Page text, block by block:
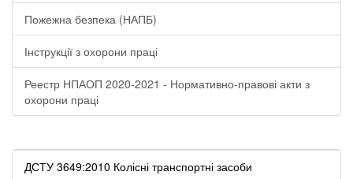
Пожежна безпека (НАПБ)
Інструкції з охорони праці
Реестр НПАОП 2020-2021 - Нормативно-правові акти з
охорони праці
ДСТУ 3649:2010 Колісні транспортні засоби